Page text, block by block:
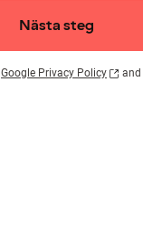
Nästa steg
Google Privacy Policy and